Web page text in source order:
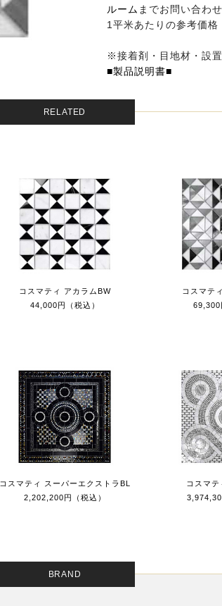
ルーム までお問い合わ
1平米あたりの参考価
※接着剤・目地材・設
■製品説明書■
RELATED
コスマティ アカラムBW
44,000円（税込）
コスマテ
69,300
コスマティ スーパーエクストラBL
2,202,200円（税込）
コスマ
BRAND